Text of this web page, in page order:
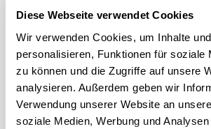
Diese Webseite verwendet Cookies
Wir verwenden Cookies, um Inhalte
personalisieren, Funktionen für soziale
zu können und die Zugriffe auf unsere
analysieren. Außerdem geben wir
Verwendung unserer Website an
soziale Medien, Werbung und
Iradokizunak eta
Idatzi hemen zure iradokizuna edo